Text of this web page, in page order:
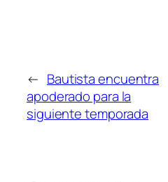
← Bautista encuentra
apoderado para la
siguiente temporada